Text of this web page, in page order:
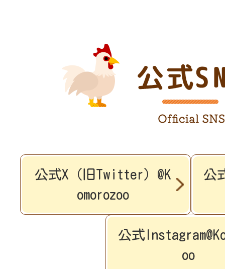
公式X（旧Twitter）@K
omorozoo
公
公式
oo